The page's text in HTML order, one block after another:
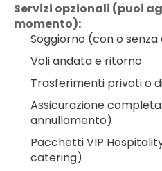
Servizi opzionali (puoi
momento):
Soggiorno (con o
Voli andata e ritorno
Trasferimenti privati o
Assicurazione
annullamento)
Pacchetti VIP
catering)